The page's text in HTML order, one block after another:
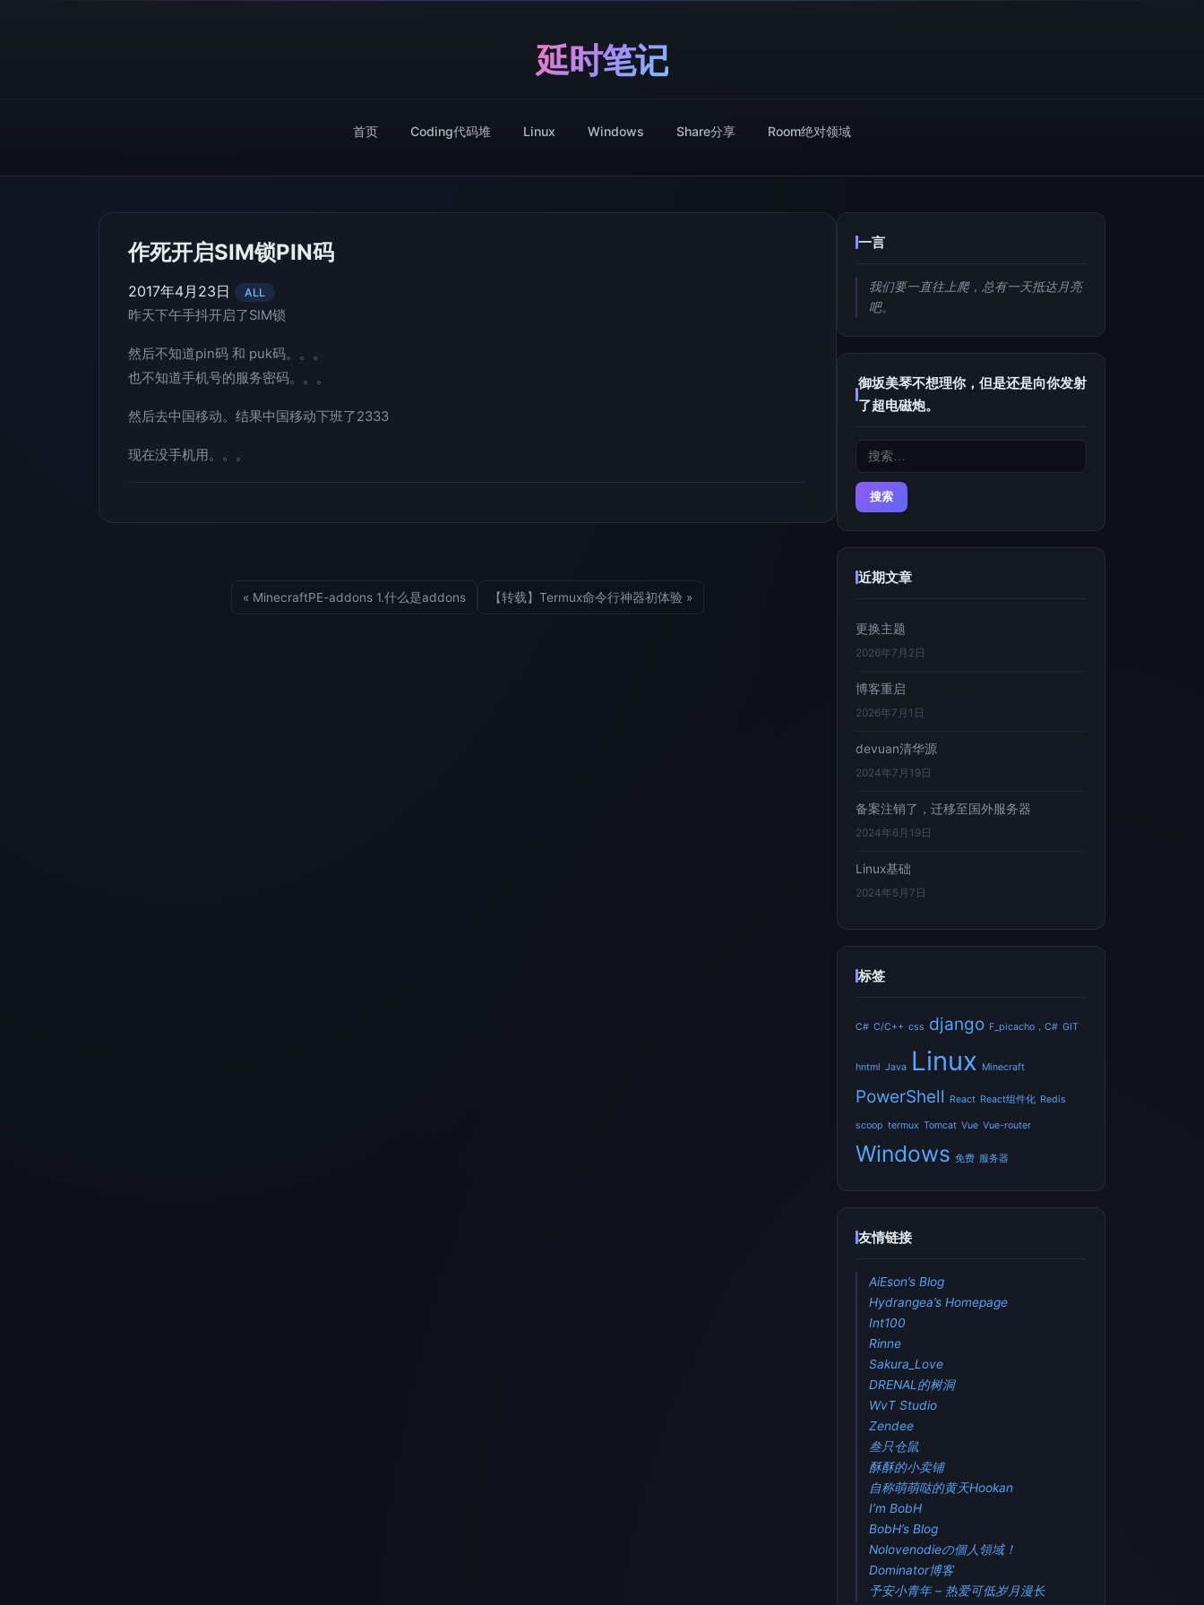
延时笔记
首页 Coding代码堆 Linux Windows Share分享 Room绝对领域
作死开启SIM锁PIN码
2017年4月23日 ALL
昨天下午手抖开启了SIM锁
然后不知道pin码 和 puk码。。。
也不知道手机号的服务密码。。。
然后去中国移动。结果中国移动下班了2333
现在没手机用。。。
« MinecraftPE-addons 1.什么是addons 【转载】Termux命令行神器初体验 »
一言
我们要一直往上爬，总有一天抵达月亮
吧。
御坂美琴不想理你，但是还是向你发射
了超电磁炮。
搜
近期文章
更换主题
2026年7月2日
博客重启
2026年7月1日
devuan清华源
2024年7月19日
备案注销了，迁移至国外服务器
2024年6月19日
Linux基础
2024年5月7日
标签
C# C/C++ css django F_picacho，C# GIT
hntml Java Linux Minecraft
PowerShell React React组件化 Redis
scoop termux Tomcat Vue Vue-router
Windows 免费 服务器
友情链接
AiEson’s Blog
Hydrangea’s Homepage
Int100
Rinne
Sakura_Love
DRENAL的树洞
WvT Studio
Zendee
叁只仓鼠
酥酥的小卖铺
自称萌萌哒的黄天Hookan
I’m BobH
BobH’s Blog
Nolovenodieの個人領域！
Dominator博客
予安小青年 – 热爱可低岁月漫长